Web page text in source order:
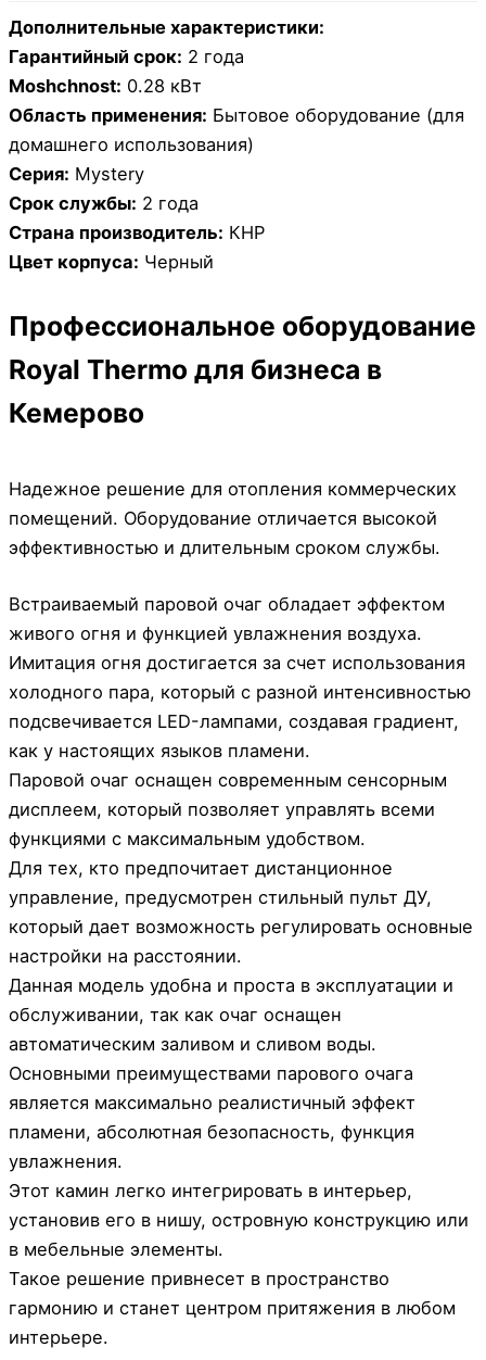
Дополнительные характеристики:
Гарантийный срок: 2 года
Moshchnost: 0.28 кВт
Область применения: Бытовое оборудование (для
домашнего использования)
Серия: Mystery
Срок службы: 2 года
Страна производитель: КНР
Цвет корпуса: Черный
Профессиональное оборудование
Royal Thermo для бизнеса в
Кемерово
Надежное решение для отопления коммерческих
помещений. Оборудование отличается высокой
эффективностью и длительным сроком службы.
Встраиваемый паровой очаг обладает эффектом
живого огня и функцией увлажнения воздуха.
Имитация огня достигается за счет использования
холодного пара, который с разной интенсивностью
подсвечивается LED-лампами, создавая градиент,
как у настоящих языков пламени.
Паровой очаг оснащен современным сенсорным
дисплеем, который позволяет управлять всеми
функциями с максимальным удобством.
Для тех, кто предпочитает дистанционное
управление, предусмотрен стильный пульт ДУ,
который дает возможность регулировать основные
настройки на расстоянии.
Данная модель удобна и проста в эксплуатации и
обслуживании, так как очаг оснащен
автоматическим заливом и сливом воды.
Основными преимуществами парового очага
является максимально реалистичный эффект
пламени, абсолютная безопасность, функция
увлажнения.
Этот камин легко интегрировать в интерьер,
установив его в нишу, островную конструкцию или
в мебельные элементы.
Такое решение привнесет в пространство
гармонию и станет центром притяжения в любом
интерьере.